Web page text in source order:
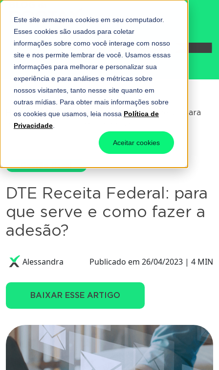
Este site armazena cookies em seu computador.
Esses cookies são usados para coletar
informações sobre como você interage com nosso
site e nos permite lembrar de você. Usamos essas
informações para melhorar e personalizar sua
experiência e para análises e métricas sobre
nossos visitantes, tanto nesse site quanto em
outras mídias. Para obter mais informações sobre
os cookies que usamos, leia nossa Política de
Privacidade
Aceitar cookies
Fale conosco
Home-Gestão fiscal -DTE Receita Federal: para
que serve e como fazer a adesão?
Gestão fiscal
DTE Receita Federal: para
que serve e como fazer a
adesão?
Alessandra Publicado em 26/04/2023 | 4 MIN
BAIXAR ESSE ARTIGO